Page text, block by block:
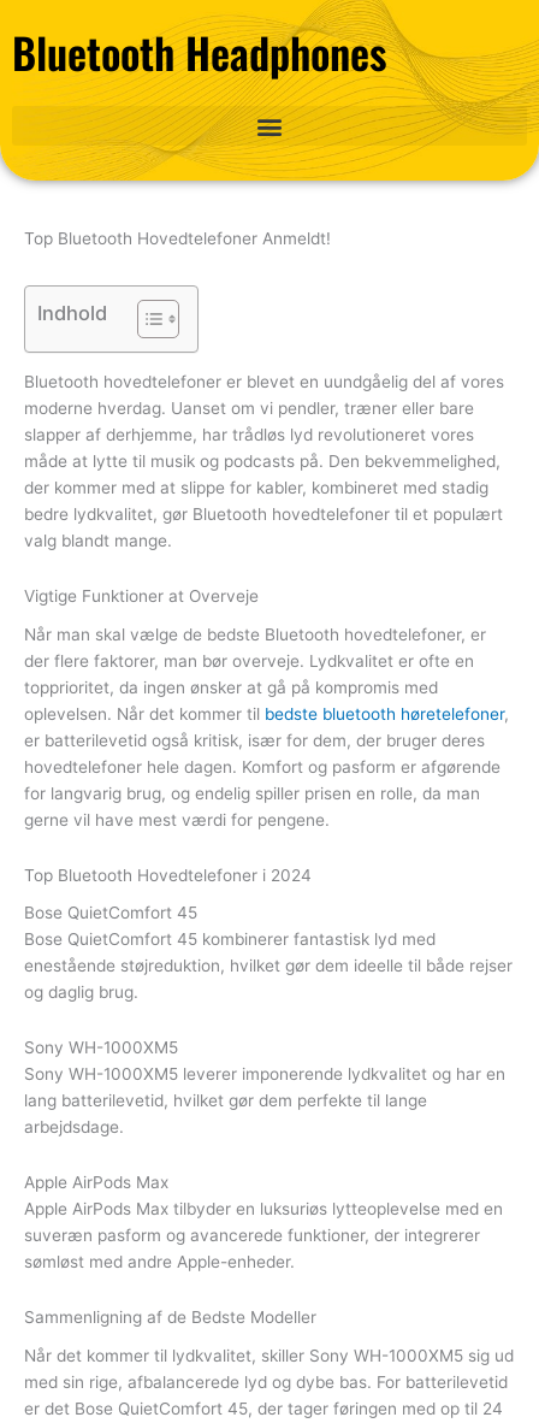
indholdet
Bluetooth Headphones
Top Bluetooth Hovedtelefoner Anmeldt!
Indhold
Bluetooth hovedtelefoner er blevet en uundgåelig del af vores
moderne hverdag. Uanset om vi pendler, træner eller bare
slapper af derhjemme, har trådløs lyd revolutioneret vores
måde at lytte til musik og podcasts på. Den bekvemmelighed,
der kommer med at slippe for kabler, kombineret med stadig
bedre lydkvalitet, gør Bluetooth hovedtelefoner til et populært
valg blandt mange.
Vigtige Funktioner at Overveje
Når man skal vælge de bedste Bluetooth hovedtelefoner, er
der flere faktorer, man bør overveje. Lydkvalitet er ofte en
topprioritet, da ingen ønsker at gå på kompromis med
oplevelsen. Når det kommer til bedste bluetooth høretelefoner,
er batterilevetid også kritisk, især for dem, der bruger deres
hovedtelefoner hele dagen. Komfort og pasform er afgørende
for langvarig brug, og endelig spiller prisen en rolle, da man
gerne vil have mest værdi for pengene.
Top Bluetooth Hovedtelefoner i 2024
Bose QuietComfort 45
Bose QuietComfort 45 kombinerer fantastisk lyd med
enestående støjreduktion, hvilket gør dem ideelle til både rejser
og daglig brug.
Sony WH-1000XM5
Sony WH-1000XM5 leverer imponerende lydkvalitet og har en
lang batterilevetid, hvilket gør dem perfekte til lange
arbejdsdage.
Apple AirPods Max
Apple AirPods Max tilbyder en luksuriøs lytteoplevelse med en
suveræn pasform og avancerede funktioner, der integrerer
sømløst med andre Apple-enheder.
Sammenligning af de Bedste Modeller
Når det kommer til lydkvalitet, skiller Sony WH-1000XM5 sig ud
med sin rige, afbalancerede lyd og dybe bas. For batterilevetid
er det Bose QuietComfort 45, der tager føringen med op til 24